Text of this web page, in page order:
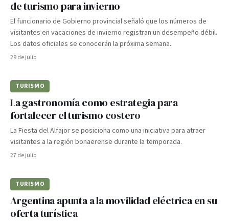
de turismo para invierno
El funcionario de Gobierno provincial señaló que los números de
visitantes en vacaciones de invierno registran un desempeño débil.
Los datos oficiales se conocerán la próxima semana.
29 de julio
TURISMO
La gastronomía como estrategia para
fortalecer el turismo costero
La Fiesta del Alfajor se posiciona como una iniciativa para atraer
visitantes a la región bonaerense durante la temporada.
27 de julio
TURISMO
Argentina apunta a la movilidad eléctrica en su
oferta turística